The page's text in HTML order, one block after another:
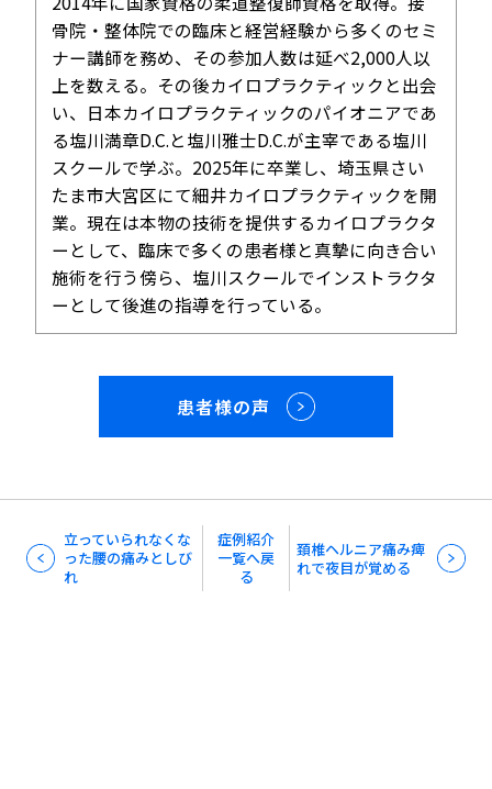
骨院・整体院での臨床と経営経験から多くのセミ
ナー講師を務め、その参加人数は延べ2,000人以
上を数える。その後カイロプラクティックと出会
い、日本カイロプラクティックのパイオニアであ
る塩川満章D.C.と塩川雅士D.C.が主宰である塩川
スクールで学ぶ。2025年に卒業し、埼玉県さい
たま市大宮区にて細井カイロプラクティックを開
業。現在は本物の技術を提供するカイロプラクタ
ーとして、臨床で多くの患者様と真摯に向き合い
施術を行う傍ら、塩川スクールでインストラクタ
ーとして後進の指導を行っている。
患者様の声
立っていられなくな
った腰の痛みとしび
れ
症例紹介
一覧へ戻
る
頚椎ヘルニア痛み痺
れで夜目が覚める